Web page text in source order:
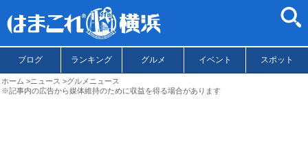
ブログ ランキング グルメ イベント スポット
ホーム ニュース
グルメニュース
※記事内の広告から媒体維持のために収益を得る場合があります